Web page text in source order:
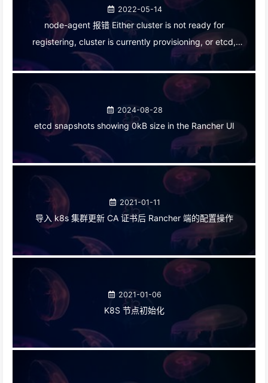
2022-05-14
node-agent 报错 Either cluster is not ready for
registering, cluster is currently provisioning, or etcd,
controlplane and worker node have to be registered
2024-08-28
etcd snapshots showing 0kB size in the Rancher UI
2021-01-11
导入 k8s 集群更新 CA 证书后 Rancher 端的配置操作
2021-01-06
K8S 节点初始化